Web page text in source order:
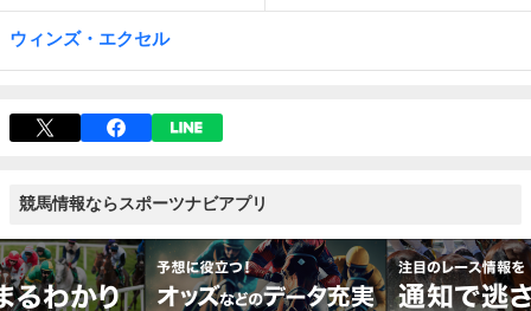
ウィンズ・エクセル
競馬情報ならスポーツナビアプリ